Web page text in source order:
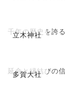
立木神社
千年の歴史を誇
多賀大社
延命と縁結びの